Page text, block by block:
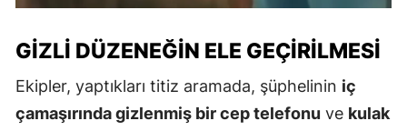
GIZLI DÜZENEĞIN ELE GEÇIRILMESI
Ekipler, yaptıkları titiz aramada, şüphelinin iç
çamaşırında gizlenmiş bir cep telefonu ve kulak